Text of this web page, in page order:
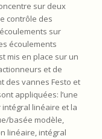
sur deux
contrôle des
sur
écoulements
mis en place sur un
et de
des vannes Festo et
appliquées: l’une
linéaire et la
basée modèle,
linéaire, intégral